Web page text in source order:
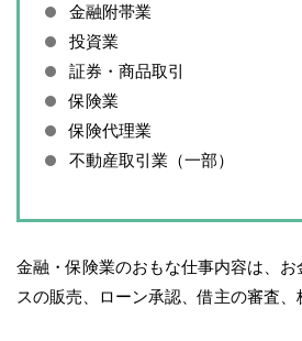
金融附帯業
投資業
証券・商品取引
保険業
保険代理業
不動産取引業（一部）
金融・保険業のおもな仕事内容は、
スの販売、ローン承認、借主の審査、